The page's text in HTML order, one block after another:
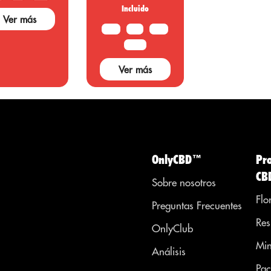
Ver más
Incluido
Ver más
OnlyCBD™
Sobre nosotros
Preguntas Frecuentes
OnlyClub
Análisis